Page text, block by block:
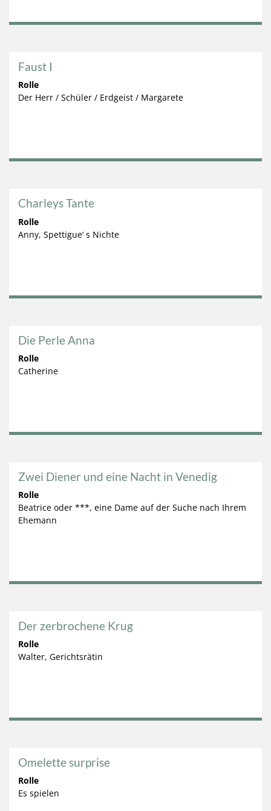
Faust I
Rolle
Der Herr / Schüler / Erdgeist / Margarete
Charleys Tante
Rolle
Anny, Spettigue‘ s Nichte
Die Perle Anna
Rolle
Catherine
Zwei Diener und eine Nacht in Venedig
Rolle
Beatrice oder ***, eine Dame auf der Suche nach Ihrem
Ehemann
Der zerbrochene Krug
Rolle
Walter, Gerichtsrätin
Omelette surprise
Rolle
Es spielen